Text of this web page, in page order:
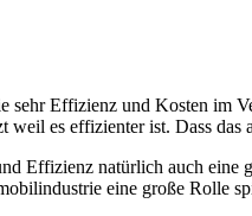
sehr Effizienz und Kosten
es effizienter ist. Dass das
Effizienz natürlich auch
eine große Rolle